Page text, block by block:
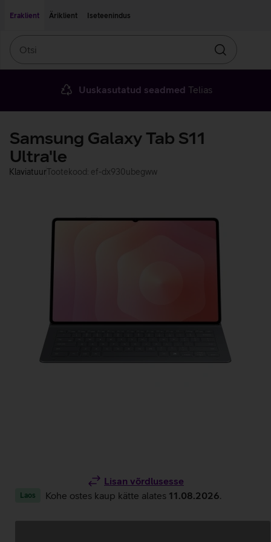
Eraklient
Äriklient Iseteenindus
Otsin
Uuskasutatud seadmed Telias
Samsung Galaxy Tab S11
Ultra'le
KlaviatuurTootekood: ef-dx930ubegww
Lisan võrdlusesse
Laos Kohe ostes kaup kätte alates 11.08.2026